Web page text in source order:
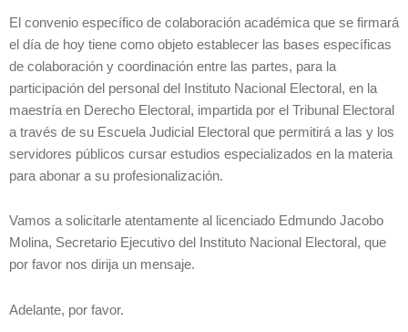
El convenio específico de colaboración académica que se firmará
el día de hoy tiene como objeto establecer las bases específicas
de colaboración y coordinación entre las partes, para la
participación del personal del Instituto Nacional Electoral, en la
maestría en Derecho Electoral, impartida por el Tribunal Electoral
a través de su Escuela Judicial Electoral que permitirá a las y los
servidores públicos cursar estudios especializados en la materia
para abonar a su profesionalización.
Vamos a solicitarle atentamente al licenciado Edmundo Jacobo
Molina, Secretario Ejecutivo del Instituto Nacional Electoral, que
por favor nos dirija un mensaje.
Adelante, por favor.